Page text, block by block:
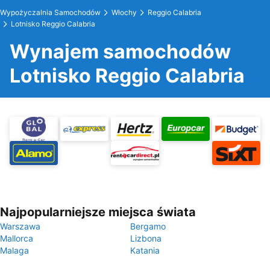
Wypożyczalnia Samochodów Włochy
Reggio Calabria
Lotnisko Reggio Calabria
Wynajem samochodów
Lotnisko Reggio Calabria
Najpopularniejsze miejsca świata
Warszawa
Bergamo
Mallorca
Lizbona
Malaga
Katania